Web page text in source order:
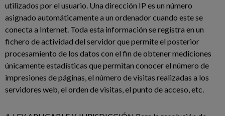
utilizados por el usuario. Una dirección IP es un número
asignado automáticamente a un ordenador cuando este se
conecta a Internet. Toda esta información se registra en un
fichero de actividad del servidor que permite el posterior
procesamiento de los datos con el fin de obtener mediciones
únicamente estadísticas que permitan conocer el número de
impresiones de páginas, el número de visitas realizadas a los
servidores web, el orden de visitas, el punto de acceso, etc.